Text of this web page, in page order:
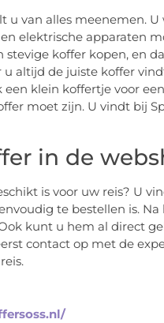
u van alles meenemen.
elektrische apparaten
koffer kopen, en
u altijd de juiste koffer
een klein koffertje voor
moet zijn. U vindt bij
in de
is voor uw reis? U
te bestellen is.
kunt u hem al direct
contact op met de